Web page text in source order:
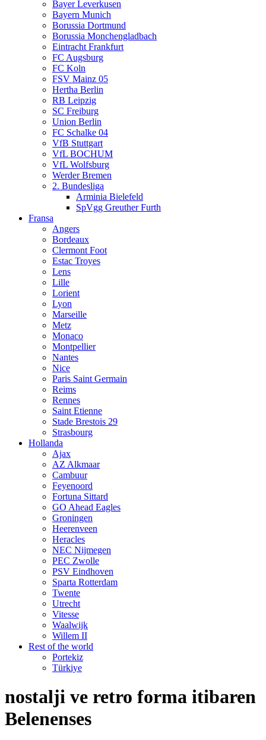
Bayer Leverkusen
Bayern Munich
Borussia Dortmund
Borussia Monchengladbach
Eintracht Frankfurt
FC Augsburg
FC Koln
FSV Mainz 05
Hertha Berlin
RB Leipzig
SC Freiburg
Union Berlin
FC Schalke 04
VfB Stuttgart
VfL BOCHUM
VfL Wolfsburg
Werder Bremen
2. Bundesliga
Arminia Bielefeld
SpVgg Greuther Furth
Fransa
Angers
Bordeaux
Clermont Foot
Estac Troyes
Lens
Lille
Lorient
Lyon
Marseille
Metz
Monaco
Montpellier
Nantes
Nice
Paris Saint Germain
Reims
Rennes
Saint Etienne
Stade Brestois 29
Strasbourg
Hollanda
Ajax
AZ Alkmaar
Cambuur
Feyenoord
Fortuna Sittard
GO Ahead Eagles
Groningen
Heerenveen
Heracles
NEC Nijmegen
PEC Zwolle
PSV Eindhoven
Sparta Rotterdam
Twente
Utrecht
Vitesse
Waalwijk
Willem II
Rest of the world
Portekiz
Türkiye
nostalji ve retro forma itibaren
Belenenses